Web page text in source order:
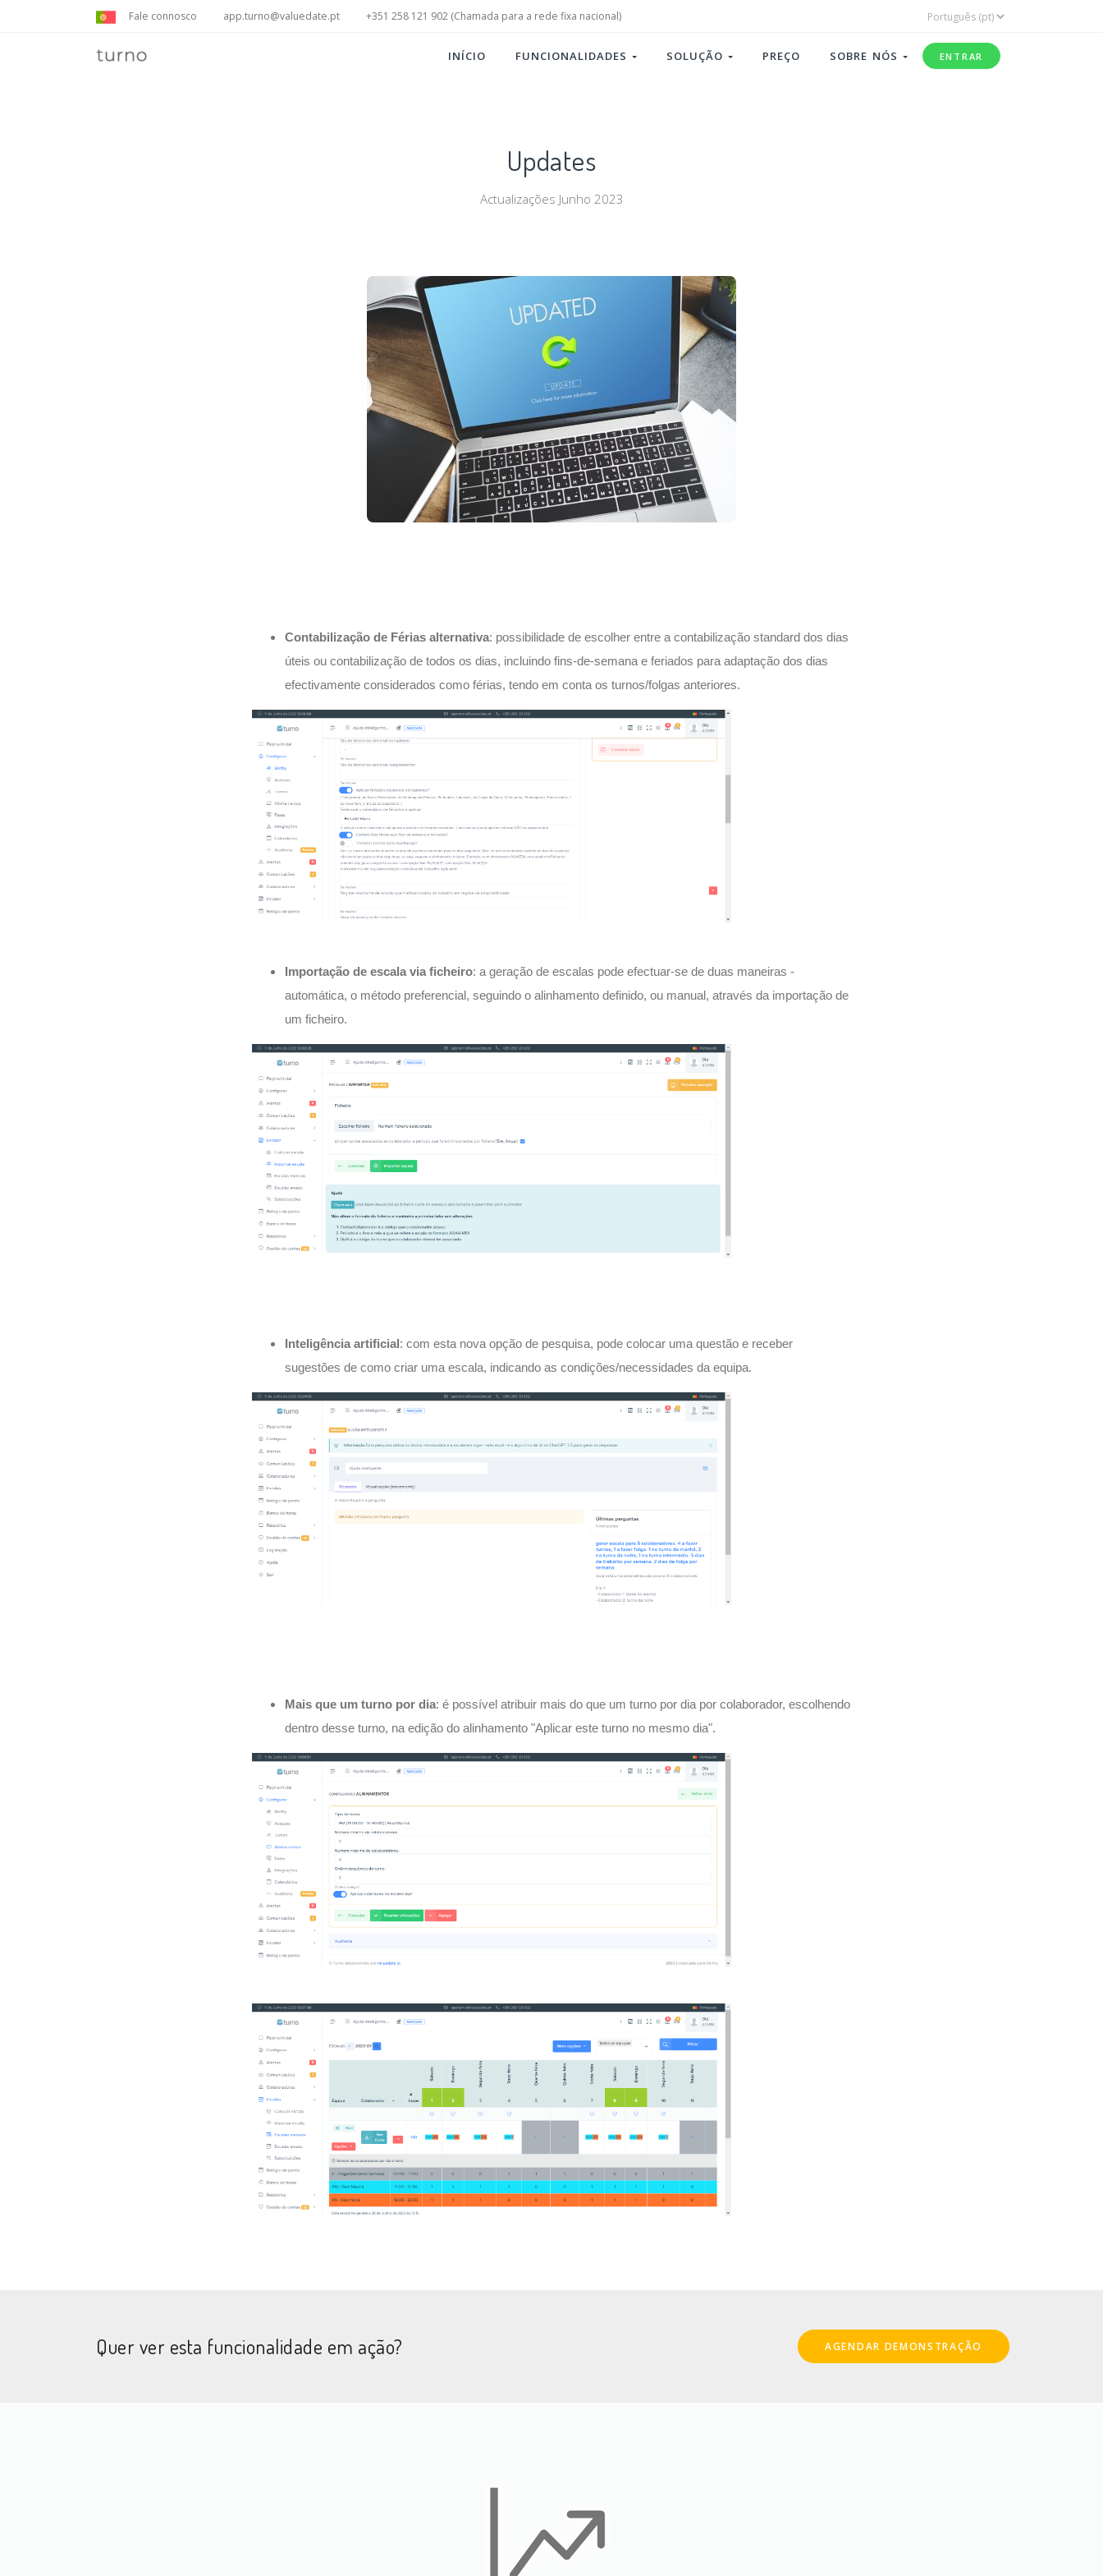
Fale connosco app.turno@valuedate.pt +351 258 121 902 (Chamada para a rede fixa nacional)
INÍCIO FUNCIONALIDADES SOLUÇÃO PREÇO SOBRE NÓS ENTRAR
Updates
Actualizações Junho 2023
Contabilização de Férias alternativa: possibilidade de escolher entre a contabilização standard dos dias
úteis ou contabilização de todos os dias, incluindo fins-de-semana e feriados para adaptação dos dias
efectivamente considerados como férias, tendo em conta os turnos/folgas anteriores.
Importação de escala via ficheiro: a geração de escalas pode efectuar-se de duas maneiras -
automática, o método preferencial, seguindo o alinhamento definido, ou manual, através da importação de
um ficheiro.
Inteligência artificial: com esta nova opção de pesquisa, pode colocar uma questão e receber
sugestões de como criar uma escala, indicando as condições/necessidades da equipa.
Mais que um turno por dia: é possível atribuir mais do que um turno por dia por colaborador, escolhendo
dentro desse turno, na edição do alinhamento "Aplicar este turno no mesmo dia".
Quer ver esta funcionalidade em ação? AGENDAR DEMONSTRAÇÃO